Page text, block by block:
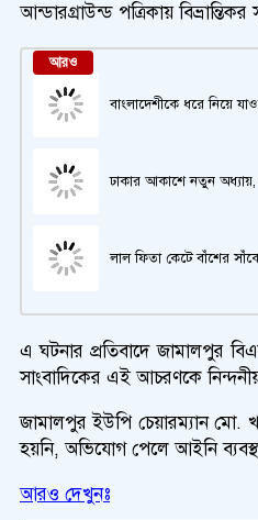
আন্ডারগ্রাউন্ড পত্রিকায়
আরও
বাংলাদেশীকে ধরে নিয়ে
ঢাকার আকাশে নতুন অধ্যায়,
লাল ফিতা কেটে বাঁশের
এ ঘটনার প্রতিবাদে জামালপুর
সাংবাদিকের এই আচরণকে
জামালপুর ইউপি চেয়ারম্যান মো.
হয়নি, অভিযোগ পেলে আইনি
আরও দেখুনঃ